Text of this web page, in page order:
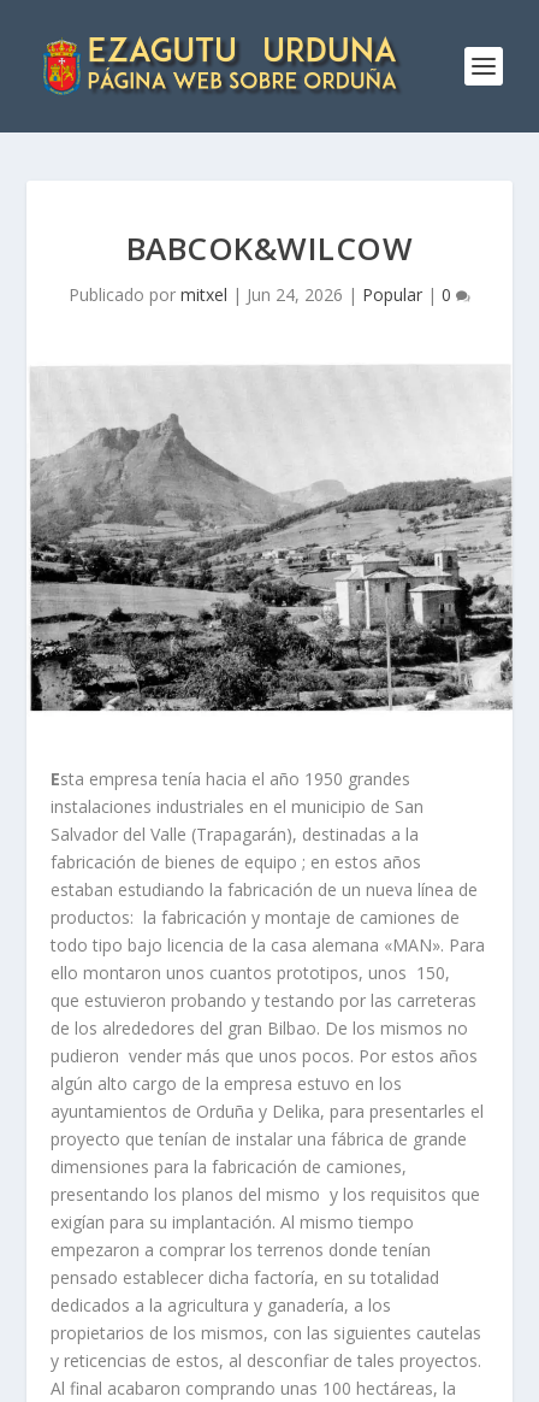
BABCOK&WILCOW
Publicado por mitxel | Jun 24, 2026 | Popular | 0
Esta empresa tení­a hacia el año 1950 grandes
instalaciones industriales en el municipio de San
Salvador del Valle (Trapagarán), destinadas a la
fabricación de bienes de equipo ; en estos años
estaban estudiando la fabricación de un nueva lí­nea de
productos: la fabricación y montaje de camiones de
todo tipo bajo licencia de la casa alemana «MAN». Para
ello montaron unos cuantos prototipos, unos 150,
que estuvieron probando y testando por las carreteras
de los alrededores del gran Bilbao. De los mismos no
pudieron vender más que unos pocos. Por estos años
algún alto cargo de la empresa estuvo en los
ayuntamientos de Orduña y Delika, para presentarles el
proyecto que tení­an de instalar una fábrica de grande
dimensiones para la fabricación de camiones,
presentando los planos del mismo y los requisitos que
exigí­an para su implantación. Al mismo tiempo
empezaron a comprar los terrenos donde tení­an
pensado establecer dicha factorí­a, en su totalidad
dedicados a la agricultura y ganaderí­a, a los
propietarios de los mismos, con las siguientes cautelas
y reticencias de estos, al desconfiar de tales proyectos.
Al final acabaron comprando unas 100 hectáreas, la